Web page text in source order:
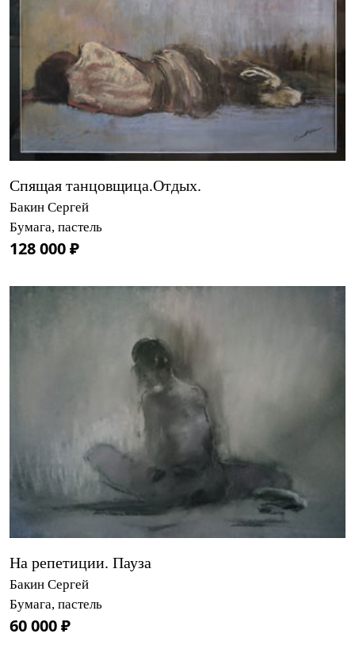
Спящая танцовщица.Отдых.
Бакин Сергей
Бумага, пастель
128 000 ₽
На репетиции. Пауза
Бакин Сергей
Бумага, пастель
60 000 ₽